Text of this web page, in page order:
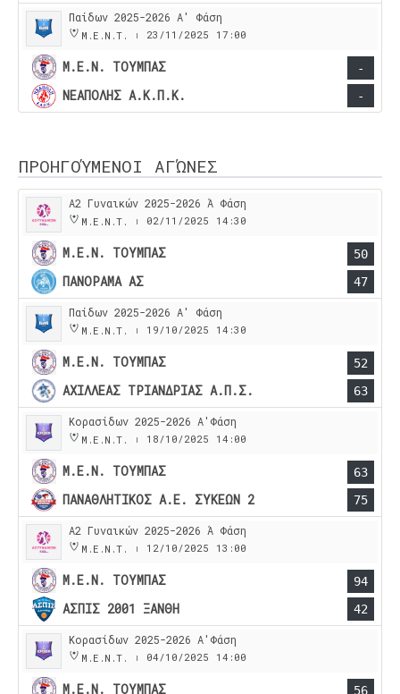
Παίδων 2025-2026 Α' Φάση
Μ.Ε.Ν.Τ. | 23/11/2025 17:00
Μ.Ε.Ν. ΤΟΥΜΠΑΣ -
ΝΕΑΠΟΛΗΣ Α.Κ.Π.Κ. -
ΠΡΟΗΓΟΎΜΕΝΟΙ ΑΓΏΝΕΣ
Α2 Γυναικών 2025-2026 Ά Φάση
Μ.Ε.Ν.Τ. | 02/11/2025 14:30
Μ.Ε.Ν. ΤΟΥΜΠΑΣ 50
ΠΑΝΟΡΑΜΑ ΑΣ 47
Παίδων 2025-2026 Α' Φάση
Μ.Ε.Ν.Τ. | 19/10/2025 14:30
Μ.Ε.Ν. ΤΟΥΜΠΑΣ 52
ΑΧΙΛΛΕΑΣ ΤΡΙΑΝΔΡΙΑΣ Α.Π.Σ. 63
Κορασίδων 2025-2026 Α'Φάση
Μ.Ε.Ν.Τ. | 18/10/2025 14:00
Μ.Ε.Ν. ΤΟΥΜΠΑΣ 63
ΠΑΝΑΘΛΗΤΙΚΟΣ Α.Ε. ΣΥΚΕΩΝ 2 75
Α2 Γυναικών 2025-2026 Ά Φάση
Μ.Ε.Ν.Τ. | 12/10/2025 13:00
Μ.Ε.Ν. ΤΟΥΜΠΑΣ 94
ΑΣΠΙΣ 2001 ΞΑΝΘΗ 42
Κορασίδων 2025-2026 Α'Φάση
Μ.Ε.Ν.Τ. | 04/10/2025 14:00
Μ.Ε.Ν. ΤΟΥΜΠΑΣ 56